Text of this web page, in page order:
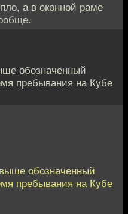
а в оконной раме
обозначенный
пребывания на Кубе
обозначенный
пребывания на Кубе